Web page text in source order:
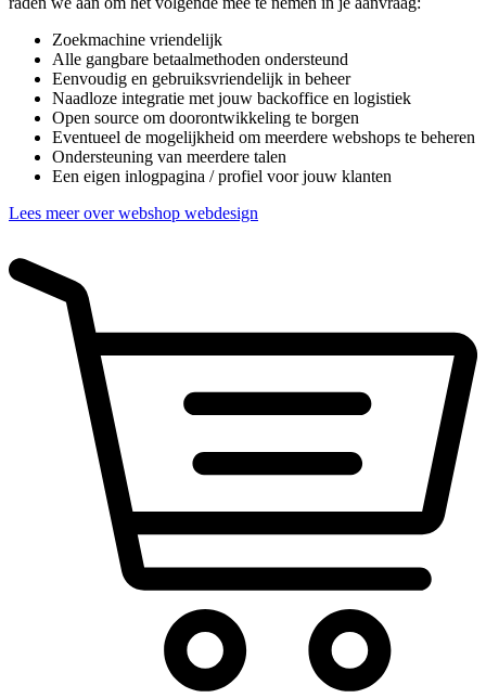
Zoekmachine vriendelijk
Alle gangbare betaalmethoden ondersteund
Eenvoudig en gebruiksvriendelijk in beheer
Naadloze integratie met jouw backoffice en logistiek
Open source om doorontwikkeling te borgen
Eventueel de mogelijkheid om meerdere webshops te beheren
Ondersteuning van meerdere talen
Een eigen inlogpagina / profiel voor jouw klanten
Lees meer over webshop webdesign